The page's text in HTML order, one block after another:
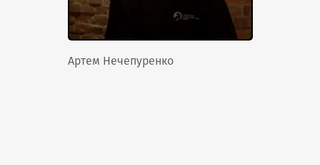
Артем Нечепуренко